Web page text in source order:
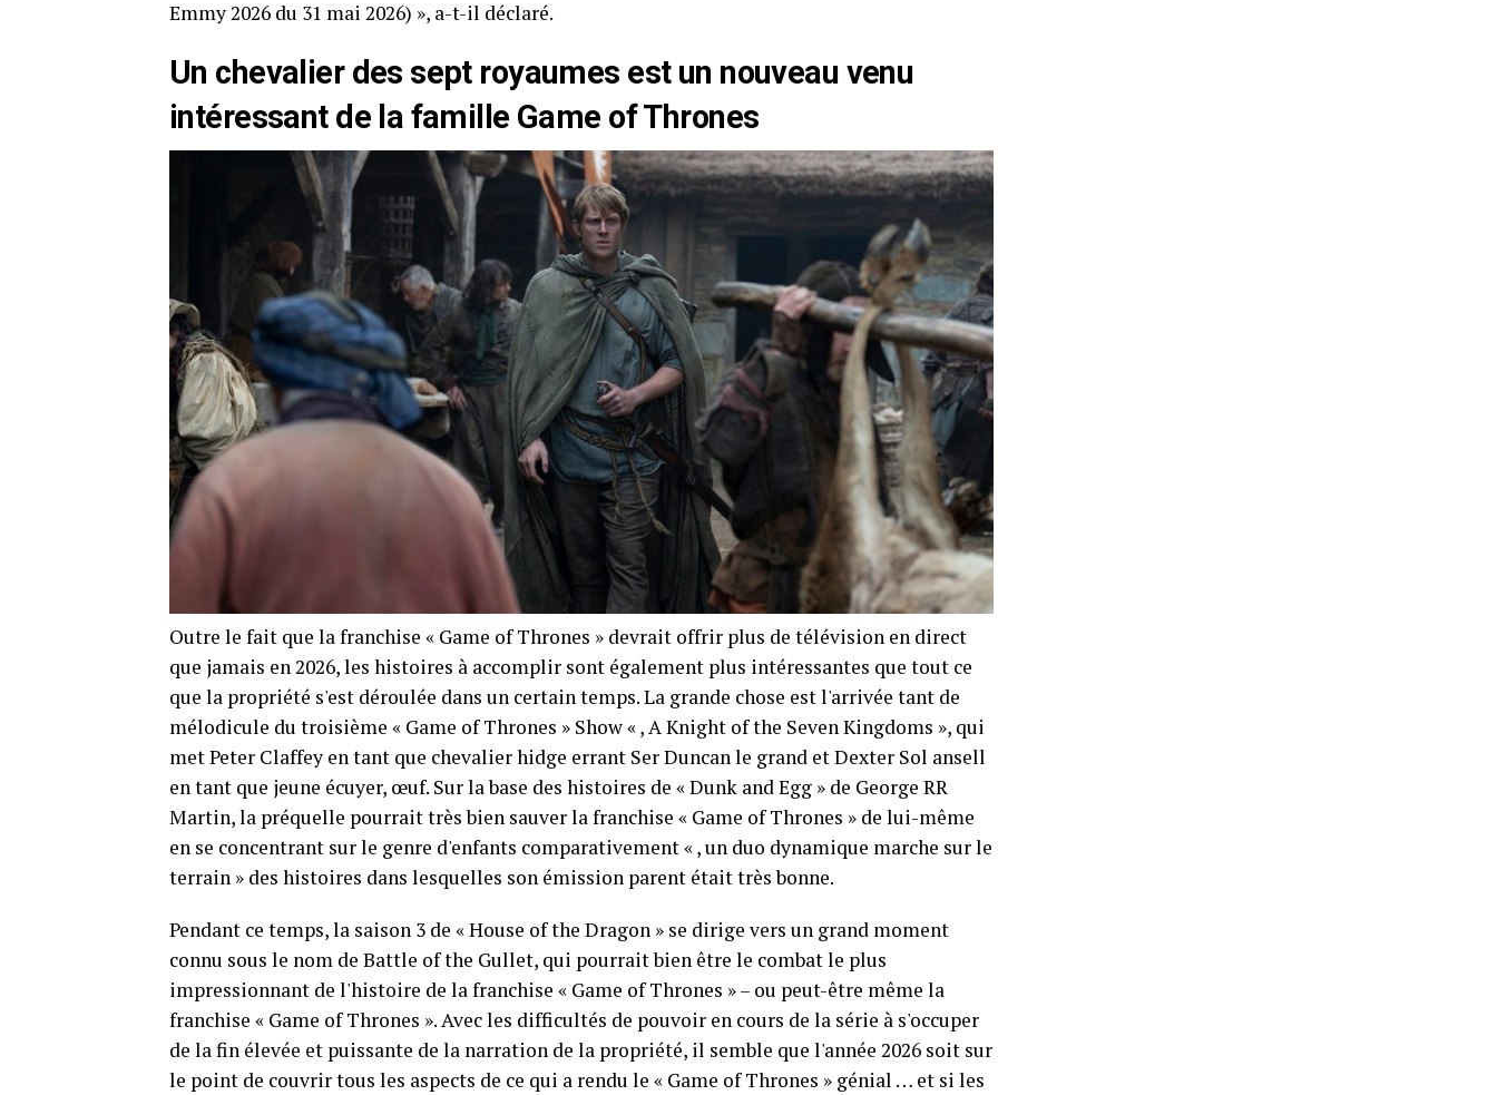
Emmy 2026 du 31 mai 2026) », a-t-il déclaré.
Un chevalier des sept royaumes est un nouveau venu
intéressant de la famille Game of Thrones
Outre le fait que la franchise « Game of Thrones » devrait offrir plus de télévision en direct
que jamais en 2026, les histoires à accomplir sont également plus intéressantes que tout ce
que la propriété s'est déroulée dans un certain temps. La grande chose est l'arrivée tant de
mélodicule du troisième « Game of Thrones » Show « , A Knight of the Seven Kingdoms », qui
met Peter Claffey en tant que chevalier hidge errant Ser Duncan le grand et Dexter Sol ansell
en tant que jeune écuyer, œuf. Sur la base des histoires de « Dunk and Egg » de George RR
Martin, la préquelle pourrait très bien sauver la franchise « Game of Thrones » de lui-même
en se concentrant sur le genre d'enfants comparativement « , un duo dynamique marche sur le
terrain » des histoires dans lesquelles son émission parent était très bonne.
Pendant ce temps, la saison 3 de « House of the Dragon » se dirige vers un grand moment
connu sous le nom de Battle of the Gullet, qui pourrait bien être le combat le plus
impressionnant de l'histoire de la franchise « Game of Thrones » – ou peut-être même la
franchise « Game of Thrones ». Avec les difficultés de pouvoir en cours de la série à s'occuper
de la fin élevée et puissante de la narration de la propriété, il semble que l'année 2026 soit sur
le point de couvrir tous les aspects de ce qui a rendu le « Game of Thrones » génial … et si les